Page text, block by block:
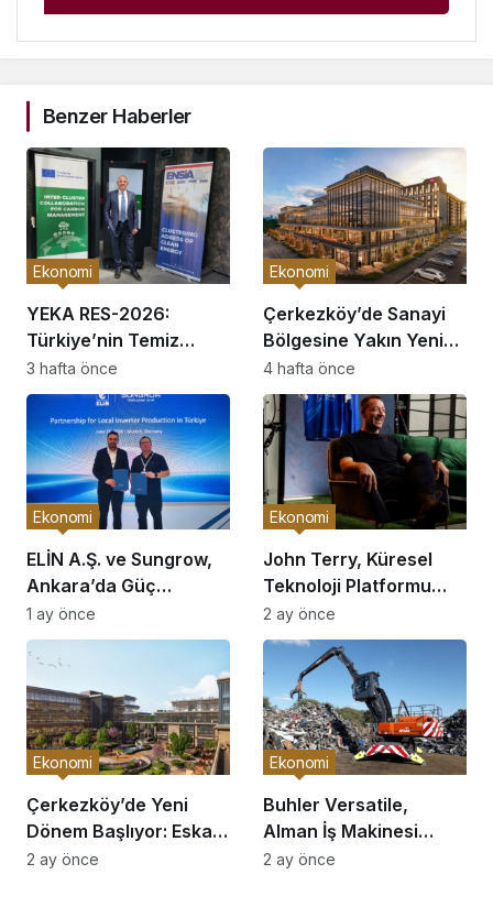
Benzer Haberler
YEKA RES-2026:
Türkiye’nin Temiz
Enerji Üretim Üssü
Olma Fırsatı
Ekonomi
3 hafta önce
Çerkezköy’de Sanayi
Bölgesine Yakın Yeni
Ofis Bloğu Satışa
Sunuldu: Fiyatlar ve
Ödeme Koşulları
Belirlendi
Ekonomi
4 hafta önce
ELİN A.Ş. ve Sungrow,
Ankara’da Güç
Elektroniği Üretimi İçin
Stratejik Ortaklık Kurdu
Ekonomi
1 ay önce
John Terry, Küresel
Teknoloji Platformu
OnsaFX ile Stratejik
Ortaklık Kurdu
Ekonomi
2 ay önce
Çerkezköy’de Yeni
Dönem Başlıyor: Eska
Edition Kent Etabı
Ekonomi
2 ay önce
Buhler Versatile,
Alman İş Makinesi
Üreticisi ATLAS’ı
Ekonomi
2 ay önce